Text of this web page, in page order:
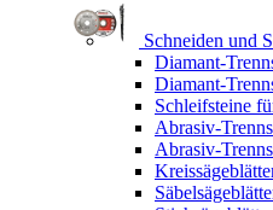
Schneiden und
Diamant-
Diamant-
Schleifsteine
Abrasiv-
Abrasiv-